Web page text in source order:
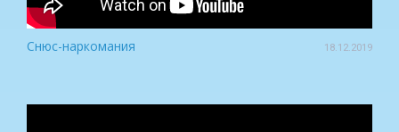
Снюс-наркомания 18.12.2019